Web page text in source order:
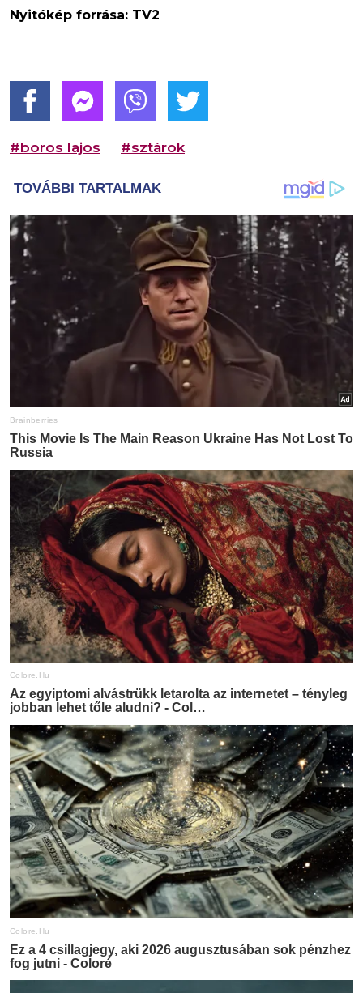
Nyitókép forrása: TV2
#boros lajos #sztárok